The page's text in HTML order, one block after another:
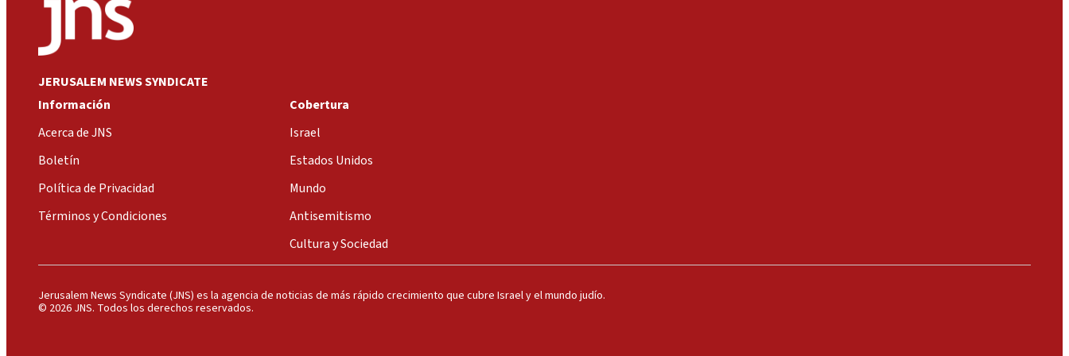
JERUSALEM NEWS SYNDICATE
Información
Acerca de JNS
Boletín
Política de Privacidad
Términos y Condiciones
Cobertura
Israel
Estados Unidos
Mundo
Antisemitismo
Cultura y Sociedad
Jerusalem News Syndicate (JNS) es la agencia de noticias de más rápido crecimiento que cubre Israel y el mundo judío.
© 2026 JNS. Todos los derechos reservados.